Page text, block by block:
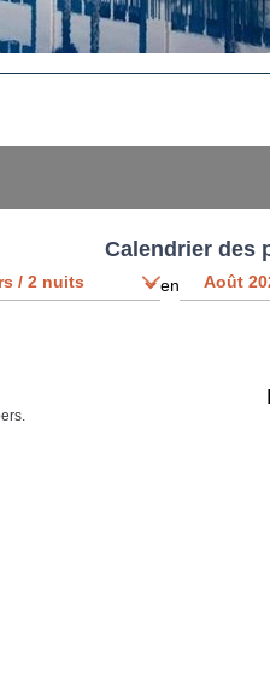
Calendrier des
en